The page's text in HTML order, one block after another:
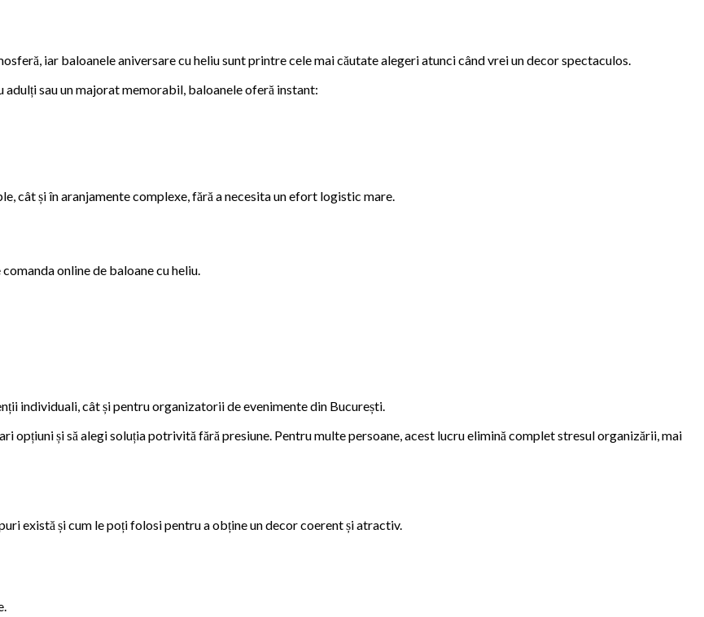
iar baloanele aniversare cu heliu sunt printre cele mai căutate alegeri atunci când vrei un decor spectaculos.
sau un majorat memorabil, baloanele oferă instant:
cât și în aranjamente complexe, fără a necesita un efort logistic mare.
online de baloane cu heliu.
individuali, cât și pentru organizatorii de evenimente din București.
opțiuni și să alegi soluția potrivită fără presiune. Pentru multe persoane, acest lucru elimină complet stresul organizării, mai
există și cum le poți folosi pentru a obține un decor coerent și atractiv.